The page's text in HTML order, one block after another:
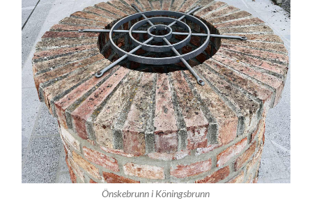
Önskebrunn i Köningsbrunn